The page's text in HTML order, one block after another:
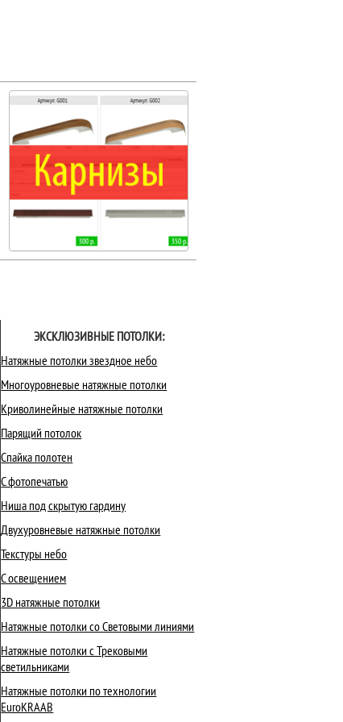
ЭКСКЛЮЗИВНЫЕ ПОТОЛКИ:
Натяжные потолки звездное небо
Многоуровневые натяжные потолки
Криволинейные натяжные потолки
Парящий потолок
Спайка полотен
С фотопечатью
Ниша под скрытую гардину
Двухуровневые натяжные потолки
Текстуры небо
С освещением
3D натяжные потолки
Натяжные потолки со Световыми линиями
Натяжные потолки с Трековыми
светильниками
Натяжные потолки по технологии
EuroKRAAB